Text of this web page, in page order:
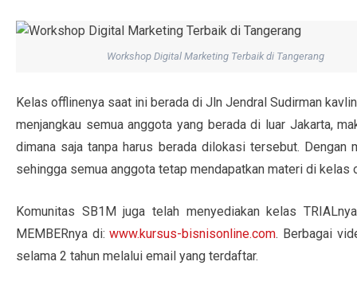
Workshop Digital Marketing Terbaik di Tangerang
Kelas offlinenya saat ini berada di Jln Jendral Sudirman
menjangkau semua anggota yang berada di luar Jakarta,
dimana saja tanpa harus berada dilokasi tersebut.
sehingga semua anggota tetap mendapatkan materi di kelas
Komunitas SB1M juga telah menyediakan kelas
MEMBERnya di:www.kursus-bisnisonline.com. Berbagai
selama 2 tahun melalui email yang terdaftar.